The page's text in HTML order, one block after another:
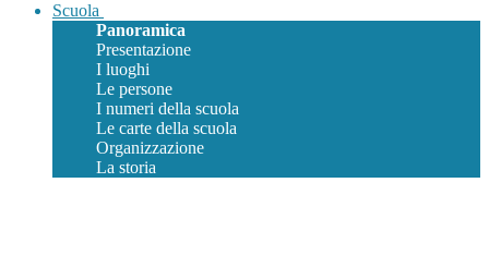
Scuola
Panoramica
Presentazione
I luoghi
Le persone
I numeri della scuola
Le carte della scuola
Organizzazione
La storia